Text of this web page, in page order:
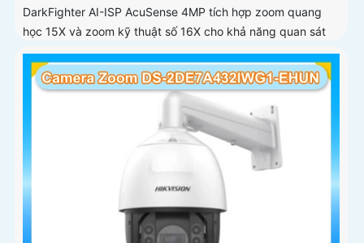
DarkFighter AI-ISP AcuSense 4MP tích hợp zoom quang
học 15X và zoom kỹ thuật số 16X cho khả năng quan sát
chi tiết ở khoảng cách xa, AI AcuSense nhận diện người và
phương tiện hỗ trợ chụp đồng thời tối đa 5 khuôn mặt